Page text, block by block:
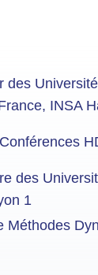
des
INSA
des
1
Méthodes